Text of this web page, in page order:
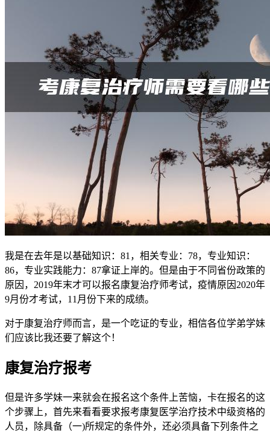
我是在去年是以基础知识：81，相关专业：78，专业知识：
86，专业实践能力：87拿证上岸的。但是由于不同省份政策的
原因，2019年末才可以报名康复治疗师考试，疫情原因2020年
9月份才考试，11月份下来的成绩。
对于康复治疗师而言，是一个吃证的专业，相信各位学弟学妹
们应该比我还要了解这个！
康复治疗报考
但是许多学妹一来就会在报名这个条件上苦恼，卡在报名的这
个步骤上，首先来看看要求报考康复医学治疗技术中级资格的
人员，除具备（一)所规定的条件外，还必须具备下列条件之